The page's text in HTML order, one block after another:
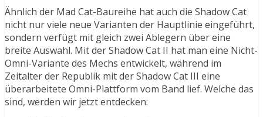
Ähnlich der Mad Cat-Baureihe hat auch die Shadow Cat
nicht nur viele neue Varianten der Hauptlinie eingeführt,
sondern verfügt mit gleich zwei Ablegern über eine
breite Auswahl. Mit der Shadow Cat II hat man eine Nicht-
Omni-Variante des Mechs entwickelt, während im
Zeitalter der Republik mit der Shadow Cat III eine
überarbeitete Omni-Plattform vom Band lief. Welche das
sind, werden wir jetzt entdecken: